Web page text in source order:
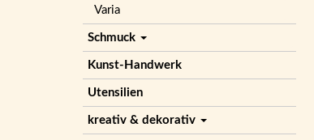
Varia
Schmuck
Kunst-Handwerk
Utensilien
kreativ & dekorativ